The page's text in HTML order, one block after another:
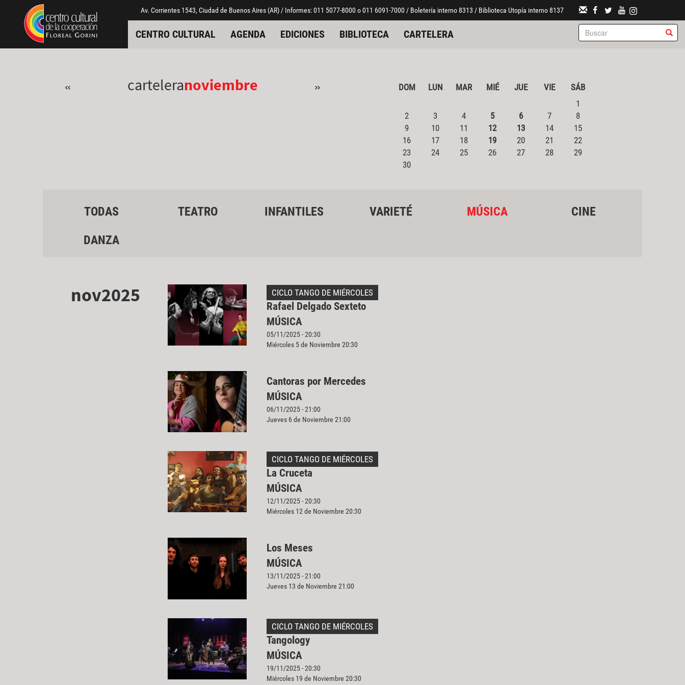
Pasar al contenido principal
Jump to main content Av. Corrientes 1543, Ciudad de Buenos Aires (AR) / Informes: 011 5077-8000 o 011 6091-7000 / Boletería interno 8313 / Biblioteca Utopía interno 8137
CENTRO CULTURAL AGENDA EDICIONES BIBLIOTECA CARTELERA
« carteleranoviembre » DOM LUN MAR MIÉ JUE VIE
SÁB
1
2
3 4 5 6 7
8
9
10 11 12 13 14
15
16
17 18 19 20 21
22
23
24 25 26 27 28
29
30
TODAS TEATRO INFANTILES VARIETÉ MÚSICA
CINE
DANZA
nov2025 CICLO TANGO DE MIÉRCOLES
Rafael Delgado Sexteto
MÚSICA
05/11/2025 - 20:30
Miércoles 5 de Noviembre 20:30
Cantoras por Mercedes
MÚSICA
06/11/2025 - 21:00
Jueves 6 de Noviembre 21:00
CICLO TANGO DE MIÉRCOLES
La Cruceta
MÚSICA
12/11/2025 - 20:30
Miércoles 12 de Noviembre 20:30
Los Meses
MÚSICA
13/11/2025 - 21:00
Jueves 13 de Noviembre 21:00
CICLO TANGO DE MIÉRCOLES
Tangology
MÚSICA
19/11/2025 - 20:30
Miércoles 19 de Noviembre 20:30